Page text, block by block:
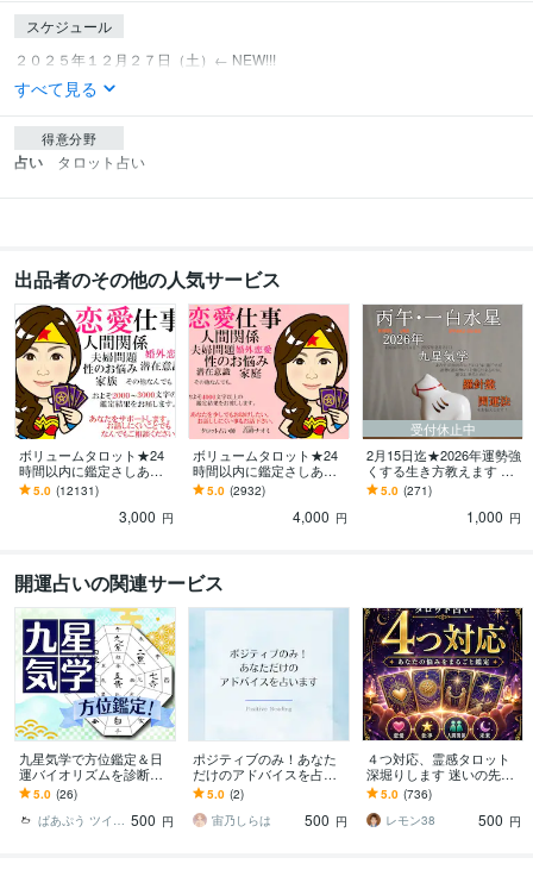
スケジュール
すべて見る
得意分野
占い タロット占い
出品者のその他の人気サービス
ボリュームタロット★24
時間以内に鑑定さしあげ
ます 3000文字以上の鑑定
★希望者のみ一部カード
開示サービスあり
5.0 (12131)
3,000 円
ボリュームタロット★24
時間以内に鑑定さしあげ
ます 4000文字以上の鑑定
結果★細かなご質問もカ
ード展開します。
5.0 (2932)
4,000 円
受付休止中
2月15日迄★2026年運勢強
くする生き方教えます 九
星気学★運の勢いを高め
る生き方や開運法★
5.0 (271)
1,000 円
開運占いの関連サービス
九星気学で方位鑑定＆日
運バイオリズムを診断し
ます 性格＊仕事運＊金運
＊健康運＊恋愛傾向＊開
運成就の秘訣も鑑定！
5.0 (26)
ぱあぷう ツイッター総フォロワー82万人 500 円
ポジティブのみ！あなた
だけのアドバイスを占い
ます この日の運勢はどう
なる？おみくじ感覚で手
軽にご活用ください☆
5.0 (2)
宙乃しらは
500 円
４つ対応、霊感タロット
深堀りします 迷いの先に
ある“本当の答え”を、一緒
に見つけましょう。
5.0 (736)
レモン38
500 円